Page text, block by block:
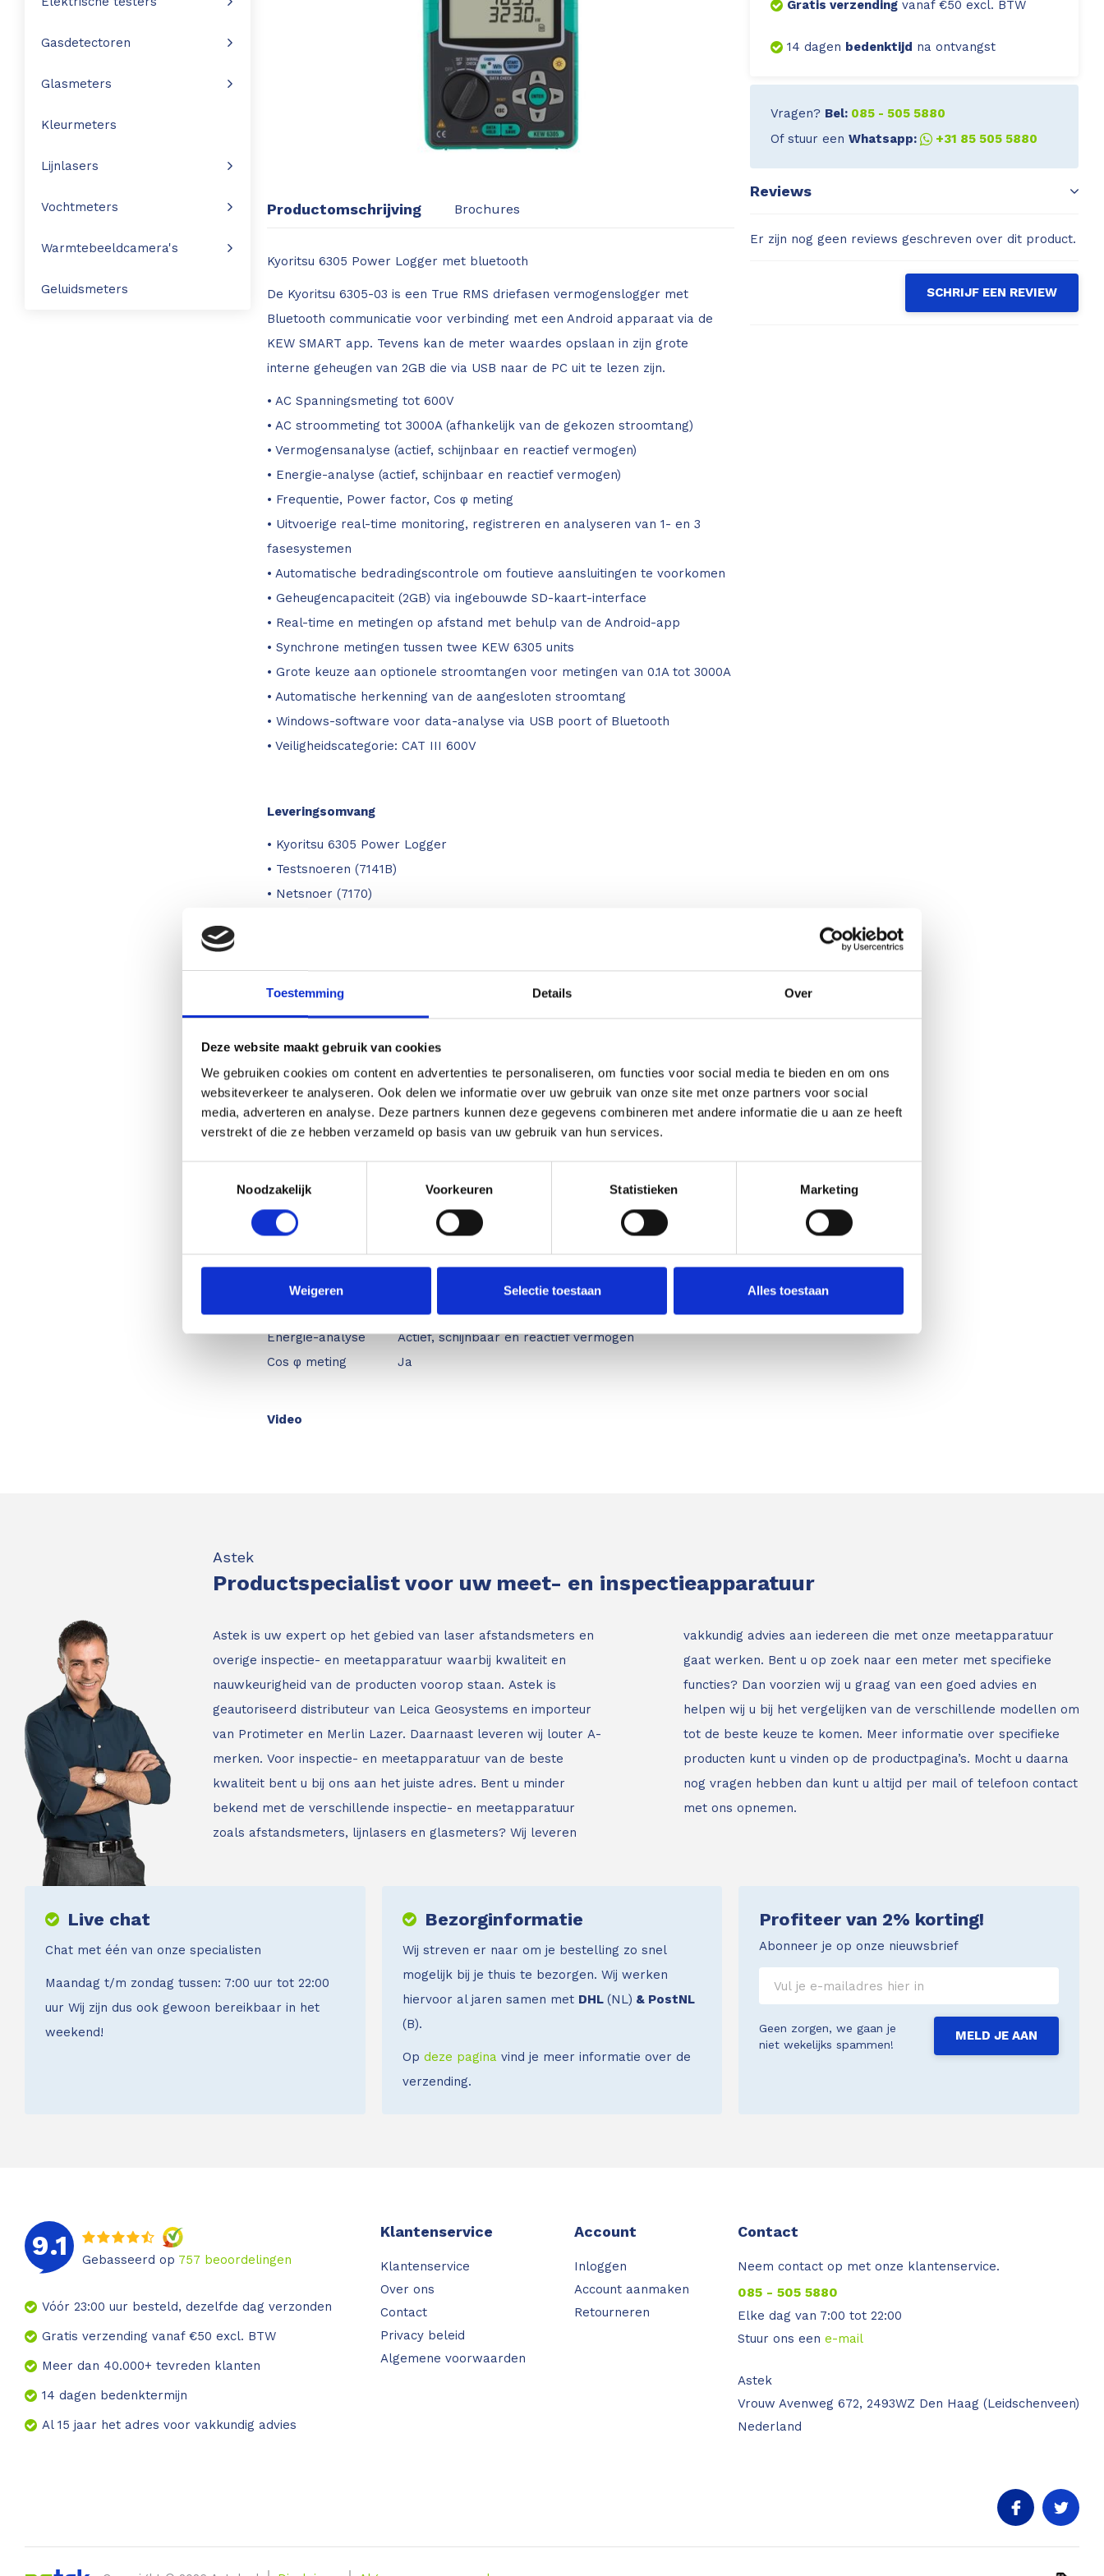
Toestemming Details Over
Deze website maakt gebruik van cookies
We gebruiken cookies om content en advertenties te personaliseren, om functies voor social media te bieden en om ons
websiteverkeer te analyseren. Ook delen we informatie over uw gebruik van onze site met onze partners voor social
media, adverteren en analyse. Deze partners kunnen deze gegevens combineren met andere informatie die u aan ze heeft
verstrekt of die ze hebben verzameld op basis van uw gebruik van hun services.
Noodzakelijk
Voorkeuren Statistieken Marketing
Weigeren Selectie toestaan Alles toestaan
Gasdetectoren
Glasmeters
Kleurmeters
Lijnlasers
Vochtmeters
Warmtebeeldcamera's
Geluidsmeters
Productomschrijving Brochures
Kyoritsu 6305 Power Logger met bluetooth
De Kyoritsu 6305-03 is een True RMS driefasen vermogenslogger met
Bluetooth communicatie voor verbinding met een Android apparaat via de
KEW SMART app. Tevens kan de meter waardes opslaan in zijn grote
interne geheugen van 2GB die via USB naar de PC uit te lezen zijn.
• AC Spanningsmeting tot 600V
• AC stroommeting tot 3000A (afhankelijk van de gekozen stroomtang)
• Vermogensanalyse (actief, schijnbaar en reactief vermogen)
• Energie-analyse (actief, schijnbaar en reactief vermogen)
• Frequentie, Power factor, Cos φ meting
• Uitvoerige real-time monitoring, registreren en analyseren van 1- en 3
fasesystemen
• Automatische bedradingscontrole om foutieve aansluitingen te voorkomen
• Geheugencapaciteit (2GB) via ingebouwde SD-kaart-interface
• Real-time en metingen op afstand met behulp van de Android-app
• Synchrone metingen tussen twee KEW 6305 units
• Grote keuze aan optionele stroomtangen voor metingen van 0.1A tot 3000A
• Automatische herkenning van de aangesloten stroomtang
• Windows-software voor data-analyse via USB poort of Bluetooth
• Veiligheidscategorie: CAT III 600V
Leveringsomvang
• Kyoritsu 6305 Power Logger
• Testsnoeren (7141B)
• Netsnoer (7170)
• Draagtas (9125)
• 6 AA batterijen (LR6)
• KEW Windows (PC Software)
Specificaties
Veiligheidscategorie
CAT III 600V
Harmonischen
Nee
Faseverschuiving
Vermogensanalyse
Frequentie
AC stroom
3000A
AC spanning
Power factor meting Ja
Energie-analyse
Actief, schijnbaar en reactief vermogen
Cos φ meting
Ja
Video
Gratis verzending vanaf €50 excl. BTW
14 dagen bedenktijd na ontvangst
Vragen? Bel: 085 - 505 5880
Of stuur een Whatsapp: +31 85 505 5880
Reviews
Er zijn nog geen reviews geschreven over dit product.
SCHRIJF EEN REVIEW
Astek
Productspecialist voor uw meet- en inspectieapparatuur
Astek is uw expert op het gebied van laser afstandsmeters en
overige inspectie- en meetapparatuur waarbij kwaliteit en
nauwkeurigheid van de producten voorop staan. Astek is
geautoriseerd distributeur van Leica Geosystems en importeur
van Protimeter en Merlin Lazer. Daarnaast leveren wij louter A-
merken. Voor inspectie- en meetapparatuur van de beste
kwaliteit bent u bij ons aan het juiste adres. Bent u minder
bekend met de verschillende inspectie- en meetapparatuur
zoals afstandsmeters, lijnlasers en glasmeters? Wij leveren
vakkundig advies aan iedereen die met onze meetapparatuur
gaat werken. Bent u op zoek naar een meter met specifieke
functies? Dan voorzien wij u graag van een goed advies en
helpen wij u bij het vergelijken van de verschillende modellen om
tot de beste keuze te komen. Meer informatie over specifieke
producten kunt u vinden op de productpagina’s. Mocht u daarna
nog vragen hebben dan kunt u altijd per mail of telefoon contact
met ons opnemen.
Live chat
Chat met één van onze specialisten
Maandag t/m zondag tussen: 7:00 uur tot 22:00
uur Wij zijn dus ook gewoon bereikbaar in het
weekend!
Bezorginformatie
Wij streven er naar om je bestelling zo snel
mogelijk bij je thuis te bezorgen. Wij werken
hiervoor al jaren samen met DHL (NL) & PostNL
(B).
Op deze pagina vind je meer informatie over de
verzending.
Profiteer van 2% korting!
Abonneer je op onze nieuwsbrief
Geen zorgen, we gaan je
niet wekelijks spammen!
MELD JE AAN
9.1 Gebasseerd op 757 beoordelingen
Vóór 23:00 uur besteld, dezelfde dag verzonden
Gratis verzending vanaf €50 excl. BTW
Meer dan 40.000+ tevreden klanten
14 dagen bedenktermijn
Al 15 jaar het adres voor vakkundig advies
Klantenservice
Klantenservice
Over ons
Contact
Privacy beleid
Algemene voorwaarden
Account
Inloggen
Account aanmaken
Retourneren
Contact
Neem contact op met onze klantenservice.
085 - 505 5880
Elke dag van 7:00 tot 22:00
Stuur ons een e-mail
Astek
Vrouw Avenweg 672, 2493WZ Den Haag (Leidschenveen)
Nederland